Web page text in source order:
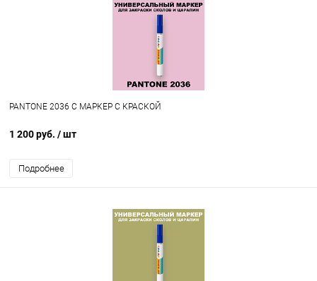
PANTONE 2036 C МАРКЕР С КРАСКОЙ
1 200 руб. / шт
Подробнее